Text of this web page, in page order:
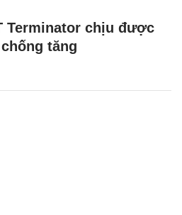
Terminator chịu được
tăng